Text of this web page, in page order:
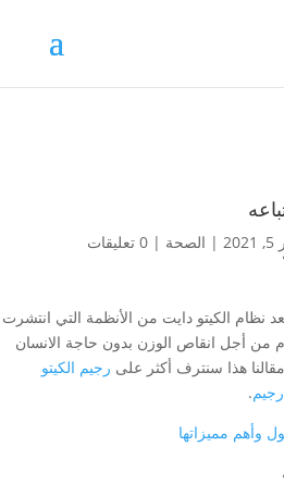
| الصحة | 0 تعليقات
نظام الكيتو دايت من الأنظمة التي انتشرت
أجل انقاص الوزن بدون حاجة الانسان
هذا سنترف أكثر على رجيم الكيتو
.
وأهم مميزاتها